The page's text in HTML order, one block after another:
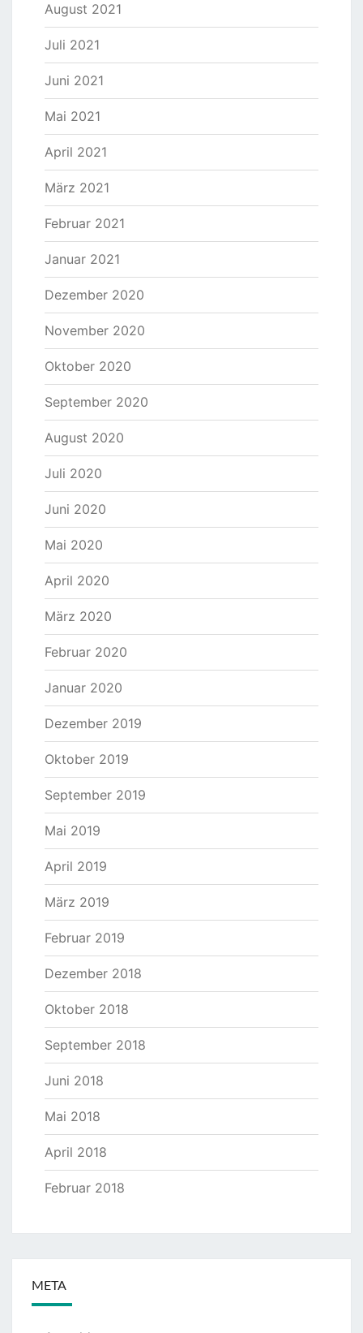
August 2021
Juli 2021
Juni 2021
Mai 2021
April 2021
März 2021
Februar 2021
Januar 2021
Dezember 2020
November 2020
Oktober 2020
September 2020
August 2020
Juli 2020
Juni 2020
Mai 2020
April 2020
März 2020
Februar 2020
Januar 2020
Dezember 2019
Oktober 2019
September 2019
Mai 2019
April 2019
März 2019
Februar 2019
Dezember 2018
Oktober 2018
September 2018
Juni 2018
Mai 2018
April 2018
Februar 2018
META